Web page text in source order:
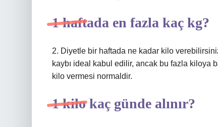
1 haftada en fazla kaç kg?
2. Diyetle bir haftada ne kadar kilo
kaybı ideal kabul edilir, ancak bu fazla kiloya
kilo vermesi normaldir.
1 kilo kaç günde alınır?